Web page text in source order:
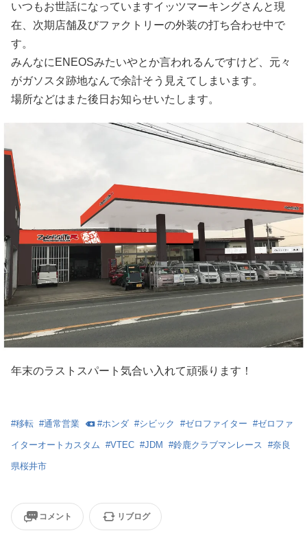
いつもお世話になっていますイッツマーキングさんと現
在、次期店舗及びファクトリーの外装の打ち合わせ中で
す。
みんなにENEOSみたいやとか言われるんですけど、元々
がガソスタ跡地なんで余計そう見えてしまいます。
場所などはまた後日お知らせいたします。
年末のラストスパート気合い入れて頑張ります！
#移転 #通常営業 #ホンダ #シビック #ゼロファイター #ゼロファ
イターオートカスタム #VTEC #JDM #鈴鹿クラブマンレース #奈良
県桜井市
コメント リブログ